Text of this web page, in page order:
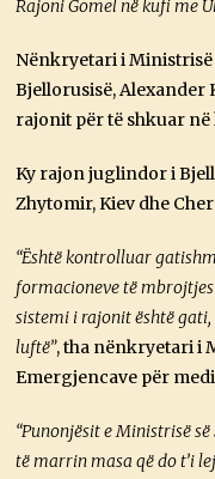
Rajoni Gomel në kufi me
Nënkryetari i Ministrisë
Bjellorusisë, Alexander
rajonit për të shkuar në
Ky rajon juglindor i
Zhytomir, Kiev dhe
“Është kontrolluar
formacioneve të
sistemi i rajonit është gati,
luftë”, tha nënkryetari i
Emergjencave për
“Punonjësit e Ministrisë
të marrin masa që do t’i